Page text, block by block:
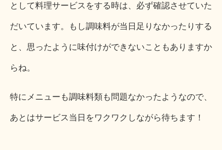
として料理サービスをする時は、必ず確認させていた
だいています。もし調味料が当日足りなかったりする
と、思ったように味付けができないこともありますか
らね。
特にメニューも調味料類も問題なかったようなので、
あとはサービス当日をワクワクしながら待ちます！